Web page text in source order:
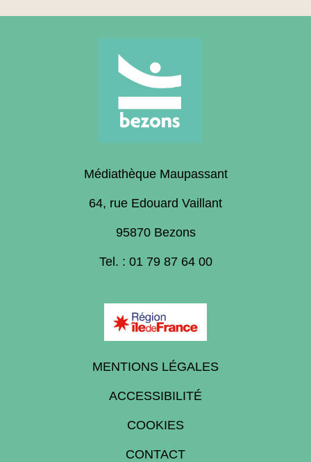
Médiathèque Maupassant
64, rue Edouard Vaillant
95870 Bezons
Tel. : 01 79 87 64 00
MENTIONS LÉGALES
ACCESSIBILITÉ
COOKIES
CONTACT